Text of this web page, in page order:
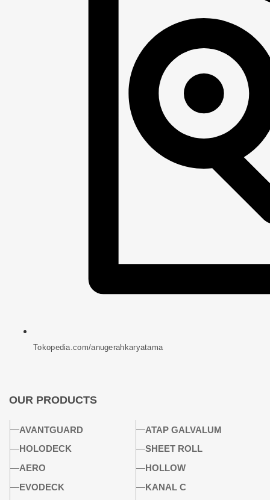
Tokopedia.com/anugerahkaryatama
OUR PRODUCTS
AVANTGUARD
HOLODECK
AERO
EVODECK
ATAP GALVALUM
SHEET ROLL
HOLLOW
KANAL C